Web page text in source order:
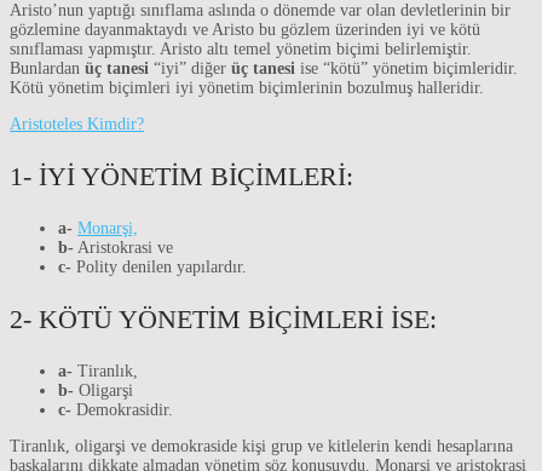
Aristo’nun yaptığı sınıflama aslında o dönemde var olan devletlerinin bir
gözlemine dayanmaktaydı ve Aristo bu gözlem üzerinden iyi ve kötü
sınıflaması yapmıştır. Aristo altı temel yönetim biçimi belirlemiştir.
Bunlardan üç tanesi “iyi” diğer üç tanesi ise “kötü” yönetim biçimleridir.
Kötü yönetim biçimleri iyi yönetim biçimlerinin bozulmuş halleridir.
Aristoteles Kimdir?
1- İYİ YÖNETİM BİÇİMLERİ:
a- Monarşi,
b- Aristokrasi ve
c- Polity denilen yapılardır.
2- KÖTÜ YÖNETİM BİÇİMLERİ İSE:
a- Tiranlık,
b- Oligarşi
c- Demokrasidir.
Tiranlık, oligarşi ve demokraside kişi grup ve kitlelerin kendi hesaplarına
başkalarını dikkate almadan yönetim söz konusuydu. Monarşi ve aristokrasi